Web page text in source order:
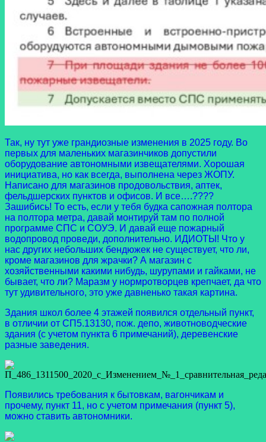
Так, ну тут уже грандиозные изменения в 2025 году. Во
первых для маленьких магазинчиков допустили
оборудование автономными извещателями. Хорошая
инициатива, но как всегда, выполнена через ЖОПУ.
Написано для магазинов продовольствия, аптек,
фельдшерских пунктов и офисов. И все….????
Зашибись! То есть, если у тебя будка сапожная полтора
на полтора метра, давай монтируй там по полной
программе СПС и СОУЭ. И давай еще пожарный
водопровод проведи, дополнительно. ИДИОТЫ! Что у
нас других небольших бендюжек не существует, что ли,
кроме магазинов для жрачки? А магазин с
хозяйственными какими нибудь, шурупами и гайками, не
бывает, что ли? Маразм у нормротворцев крепчает, да что
тут удивительного, это уже давненько такая картина.
Здания школ более 4 этажей появился отдельный пункт,
в отличии от СП5.13130, пож. депо, животноводческие
здания (с учетом пункта 6 примечаний), деревенские
разные заведения.
Появились требования к бытовкам, вагончикам и
прочему, пункт 11, но с учетом примечания (пункт 5),
можно ставить автономники.